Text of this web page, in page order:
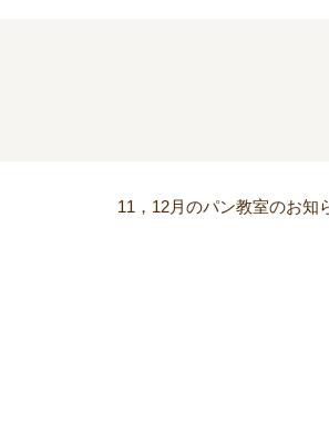
11，12月のパン教室のお知